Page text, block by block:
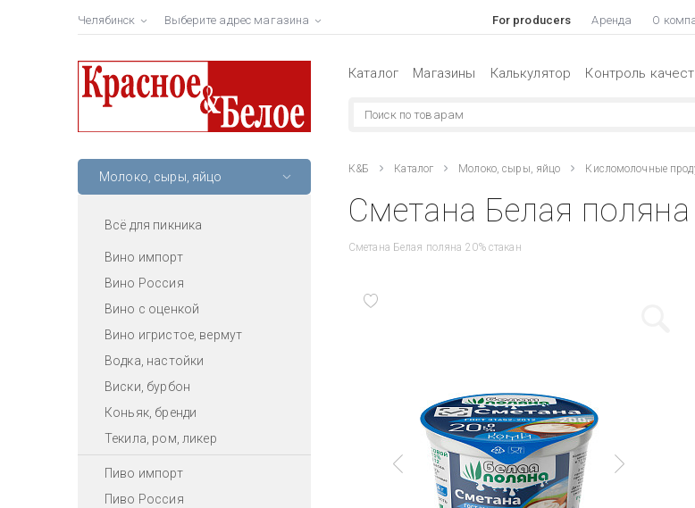
Челябинск Выберите адрес магазина For producers Аренда О
Каталог Магазины Калькулятор Контроль
Молоко, сыры, яйцо
Всё для пикника
Вино импорт
Вино Россия
Вино с оценкой
Вино игристое, вермут
Водка, настойки
Виски, бурбон
Коньяк, бренди
Текила, ром, ликер
Пиво импорт
Пиво Россия
К&Б Каталог Молоко, сыры, яйцо Кисломолочные
Сметана Белая поляна
Сметана Белая поляна 20% стакан